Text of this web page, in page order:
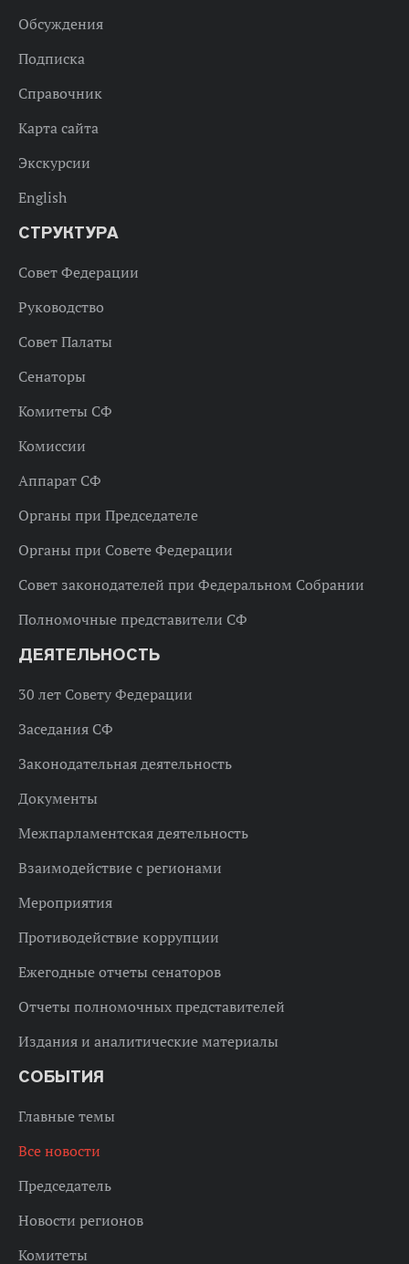
Обсуждения
Подписка
Справочник
Карта сайта
Экскурсии
English
СТРУКТУРА
Совет Федерации
Руководство
Совет Палаты
Сенаторы
Комитеты СФ
Комиссии
Аппарат СФ
Органы при Председателе
Органы при Совете Федерации
Совет законодателей при Федеральном Собрании
Полномочные представители СФ
ДЕЯТЕЛЬНОСТЬ
30 лет Совету Федерации
Заседания СФ
Законодательная деятельность
Документы
Межпарламентская деятельность
Взаимодействие с регионами
Мероприятия
Противодействие коррупции
Ежегодные отчеты сенаторов
Отчеты полномочных представителей
Издания и аналитические материалы
СОБЫТИЯ
Главные темы
Все новости
Председатель
Новости регионов
Комитеты